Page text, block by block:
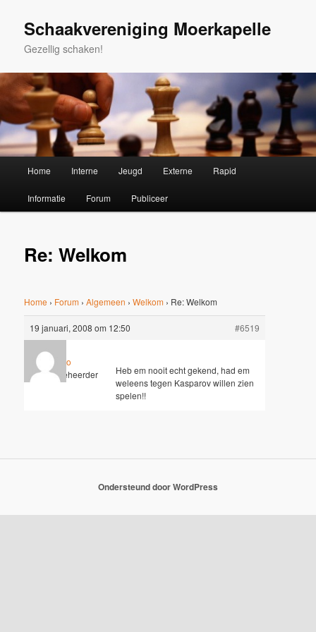
primaire
Schaakvereniging Moerkapelle
Gezellig schaken!
Home Interne Jeugd Externe Rapid
Informatie Forum Publiceer
Re: Welkom
Home › Forum › Algemeen › Welkom › Re: Welkom
19 januari, 2008 om 12:50 #6519
Hugo
Sleutelbeheerder
Heb em nooit echt gekend, had em
weleens tegen Kasparov willen zien
spelen!!
Ondersteund door WordPress